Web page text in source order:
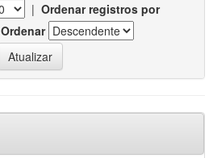
| Ordenar registros por
Ordenar